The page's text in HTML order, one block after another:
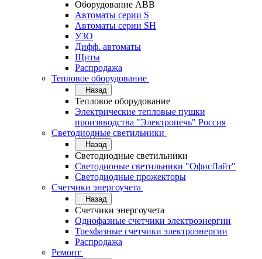
Оборудование АВВ
Автоматы серии S
Автоматы серии SH
УЗО
Дифф. автоматы
Щиты
Распродажа
Тепловое оборудование
Назад
Тепловое оборудование
Электрические тепловые пушки
произвводства "Электропечь" Россия
Светодиодные светильники
Назад
Светодиодные светильники
Светодионые светильники "ОфисЛайт"
Светодиодные прожекторы
Счетчики энергоучета
Назад
Счетчики энергоучета
Однофазные счетчики электроэнергии
Трехфазные счетчики электроэнергии
Распродажа
Ремонт